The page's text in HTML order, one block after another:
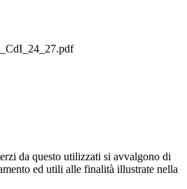
da questo utilizzati si avvalgono di
ed utili alle finalità illustrate nella